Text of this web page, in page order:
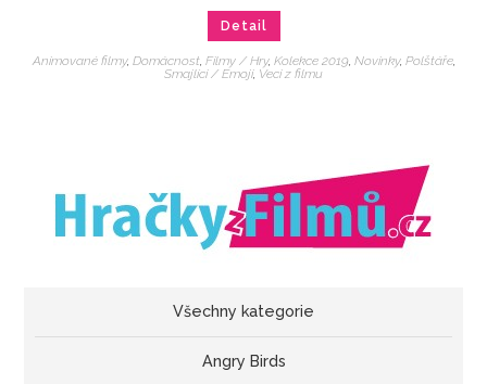
Detail
Animované filmy, Domácnost, Filmy / Hry, Kolekce 2019, Novinky, Polštáře,
Smajlíci / Emoji, Veci z filmu
Všechny kategorie
Angry Birds